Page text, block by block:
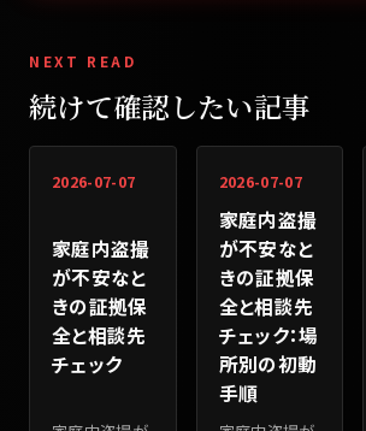
NEXT READ
続けて確認したい記事
2026-07-07
家庭内盗撮
が不安なと
きの証拠保
全と相談先
チェック
2026-07-07
家庭内盗撮
が不安なと
きの証拠保
全と相談先
チェック：場
所別の初動
手順